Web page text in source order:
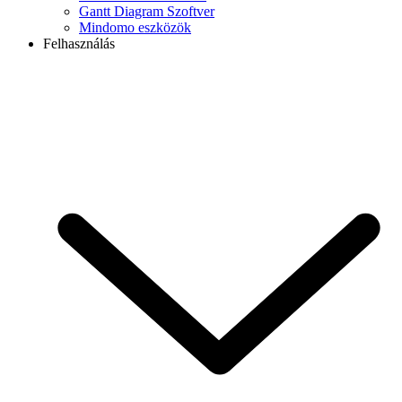
Gantt Diagram Szoftver
Mindomo eszközök
Felhasználás